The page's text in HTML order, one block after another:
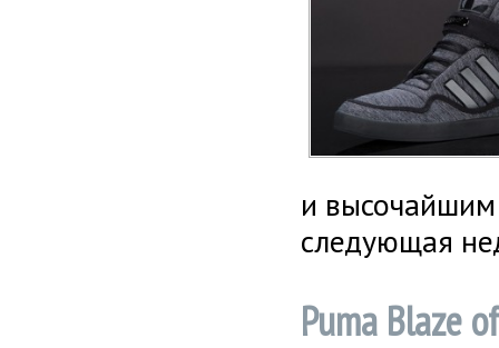
и
следующая
Puma Blaze